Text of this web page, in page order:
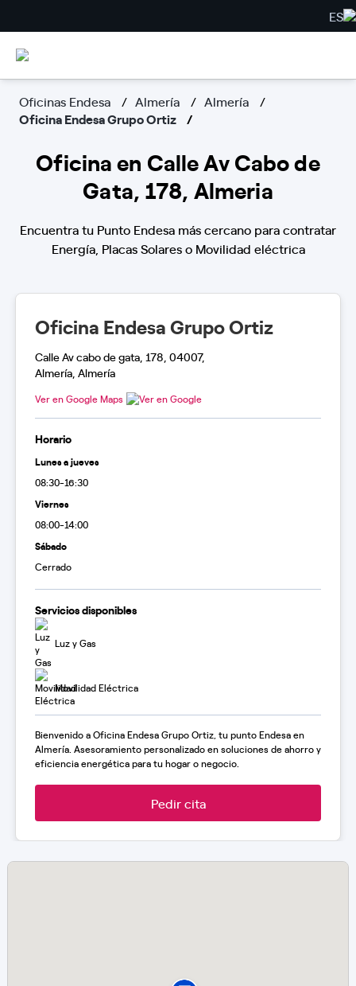
ES
Oficinas Endesa Almería
Almería
Oficina Endesa Grupo Ortiz
Oficina en Calle Av Cabo de
Gata, 178, Almeria
Encuentra tu Punto Endesa más cercano para contratar
Energía, Placas Solares o Movilidad eléctrica
Oficina Endesa Grupo Ortiz
Calle Av cabo de gata, 178, 04007,
Almería, Almería
Ver en Google Maps
Horario
Lunes a jueves
08:30-16:30
Viernes
08:00-14:00
Sábado
Cerrado
Servicios disponibles
Luz y Gas
Movilidad Eléctrica
Bienvenido a Oficina Endesa Grupo Ortiz, tu punto Endesa en
Almería. Asesoramiento personalizado en soluciones de ahorro y
eficiencia energética para tu hogar o negocio.
Pedir cita